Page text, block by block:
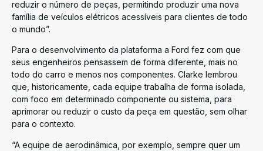
reduzir o número de peças, permitindo produzir uma nova
família de veículos elétricos acessíveis para clientes de todo
o mundo”.
Para o desenvolvimento da plataforma a Ford fez com que
seus engenheiros pensassem de forma diferente, mais no
todo do carro e menos nos componentes. Clarke lembrou
que, historicamente, cada equipe trabalha de forma isolada,
com foco em determinado componente ou sistema, para
aprimorar ou reduzir o custo da peça em questão, sem olhar
para o contexto.
“A equipe de aerodinâmica, por exemplo, sempre quer um